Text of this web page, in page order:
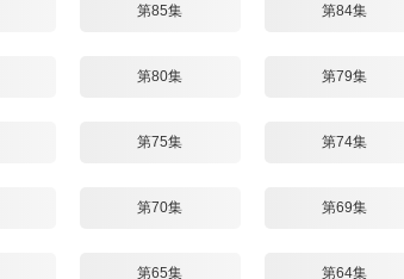
第85集 第84集
第80集 第79集
第75集 第74集
第70集 第69集
第65集 第64集